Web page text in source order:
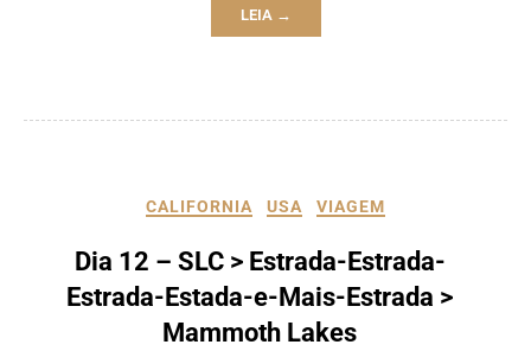
LEIA →
CALIFORNIA USA VIAGEM
Dia 12 – SLC > Estrada-Estrada-
Estrada-Estada-e-Mais-Estrada >
Mammoth Lakes